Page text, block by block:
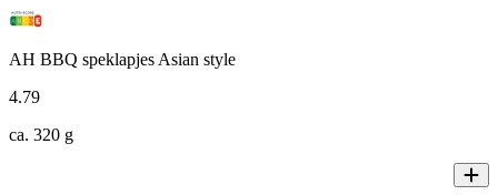
AH BBQ speklapjes Asian style
4.79
ca. 320 g